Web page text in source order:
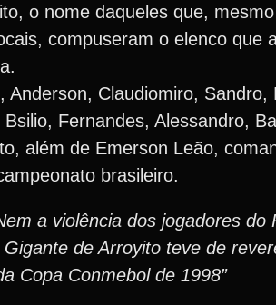
o nome daqueles que,
compuseram o elenco que
Claudiomiro, Sandro,
Fernandes, Alessandro,
além de Emerson Leão,
brasileiro.
a violência dos jogadores do
de Arroyito teve de
Copa Conmebol de 1998”